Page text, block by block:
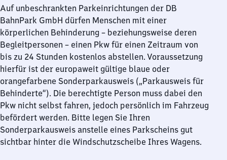
Auf unbeschrankten Parkeinrichtungen der DB
BahnPark GmbH dürfen Menschen mit einer
körperlichen Behinderung – beziehungsweise deren
Begleitpersonen – einen Pkw für einen Zeitraum von
bis zu 24 Stunden kostenlos abstellen. Voraussetzung
hierfür ist der europaweit gültige blaue oder
orangefarbene Sonderparkausweis („Parkausweis für
Behinderte“). Die berechtigte Person muss dabei den
Pkw nicht selbst fahren, jedoch persönlich im Fahrzeug
befördert werden. Bitte legen Sie Ihren
Sonderparkausweis anstelle eines Parkscheins gut
sichtbar hinter die Windschutzscheibe Ihres Wagens.